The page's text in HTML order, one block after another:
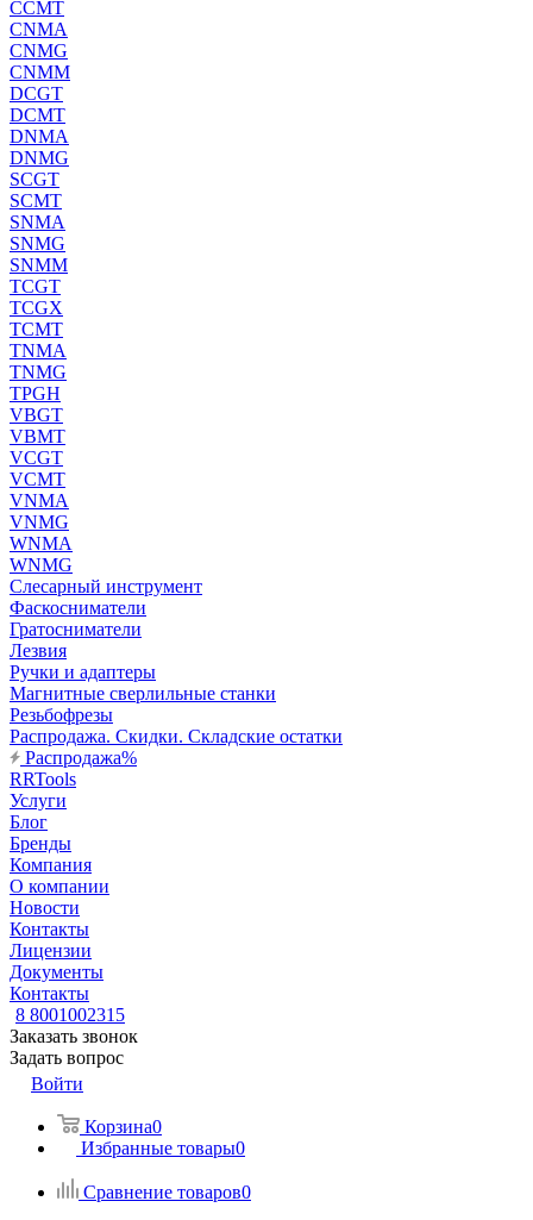
CCMT
CNMA
CNMG
CNMM
DCGT
DCMT
DNMA
DNMG
SCGT
SCMT
SNMA
SNMG
SNMM
TCGT
TCGX
TCMT
TNMA
TNMG
TPGH
VBGT
VBMT
VCGT
VCMT
VNMA
VNMG
WNMA
WNMG
Слесарный инструмент
Фаскосниматели
Гратосниматели
Лезвия
Ручки и адаптеры
Магнитные сверлильные станки
Резьбофрезы
Распродажа. Скидки. Складские остатки
Распродажа%
RRTools
Услуги
Блог
Бренды
Компания
О компании
Новости
Контакты
Лицензии
Документы
Контакты
8 8001002315
Заказать звонок
Задать вопрос
Войти
Корзина0
Избранные товары0
Сравнение товаров0